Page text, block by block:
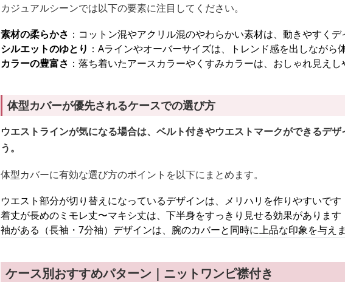
カジュアルシーンでは以下の要素に注目してください。
素材の柔らかさ ：コットン混やアクリル混のやわらかい素材は、動きやすく
シルエットのゆとり ：Aラインやオーバーサイズは、トレンド感を出しながら
カラーの豊富さ ：落ち着いたアースカラーやくすみカラーは、おしゃれ見え
体型カバーが優先されるケースでの選び方
ウエストラインが気になる場合は、ベルト付きやウエストマークができるデ
う。
体型カバーに有効な選び方のポイントを以下にまとめます。
ウエスト部分が切り替えになっているデザインは、メリハリを作りやすいです
着丈が長めのミモレ丈〜マキシ丈は、下半身をすっきり見せる効果があります
袖がある（長袖・7分袖）デザインは、腕のカバーと同時に上品な印象を与え
ケース別おすすめパターン｜ニットワンピ襟付き